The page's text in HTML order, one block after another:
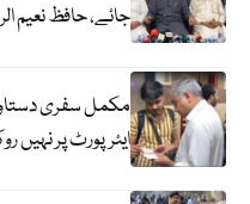
جائے، حافظ نعیم
مکمل سفری
ایئرپورٹ پر نہیں